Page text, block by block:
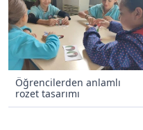
Öğrencilerden anlamlı
rozet tasarımı